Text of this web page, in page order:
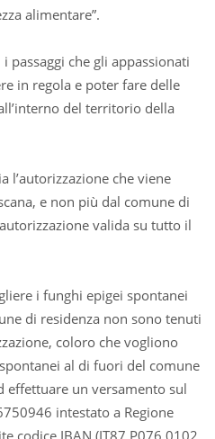
alimentare”.
passaggi che gli appassionati
in regola e poter fare delle
del territorio della
l’autorizzazione che viene
e non più dal comune di
valida su tutto il
i funghi epigei spontanei
di residenza non sono tenuti
coloro che vogliono
al di fuori del comune
effettuare un versamento sul
intestato a Regione
codice IBAN (IT87 P076 0102